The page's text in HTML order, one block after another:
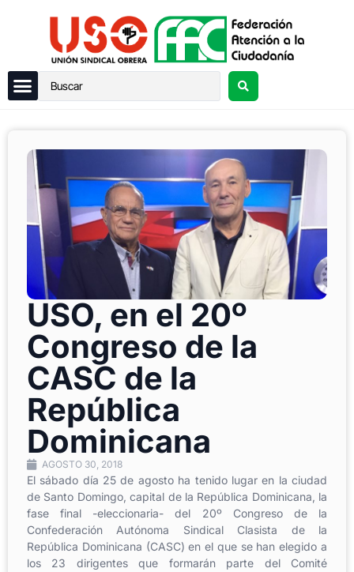
USO, en el 20º
Congreso de la
CASC de la
República
Dominicana
AGOSTO 30, 2018
El sábado día 25 de agosto ha tenido lugar en la ciudad
de Santo Domingo, capital de la República Dominicana, la
fase final -eleccionaria- del 20º Congreso de la
Confederación Autónoma Sindical Clasista de la
República Dominicana (CASC) en el que se han elegido a
los 23 dirigentes que formarán parte del Comité